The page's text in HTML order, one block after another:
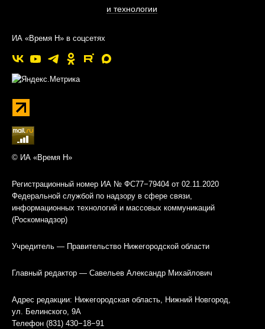
и технологии
ИА «Время Н» в соцсетях
© ИА «Время Н»
Регистрационный номер ИА № ФС77−79404 от 02.11.2020
Федеральной службой по надзору в сфере связи,
информационных технологий и массовых коммуникаций
(Роскомнадзор)
Учредитель — Правительство Нижегородской области
Главный редактор — Савельев Александр Михайлович
Адрес редакции: Нижегородская область, Нижний Новгород,
ул. Белинского, 9А
Телефон (831) 430−18−91